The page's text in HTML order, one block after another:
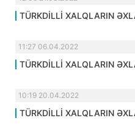
TÜRKDİLLİ XALQLARIN
11:27 06.04.2022
TÜRKDİLLİ XALQLARIN
10:19 20.04.2022
TÜRKDİLLİ XALQLARIN